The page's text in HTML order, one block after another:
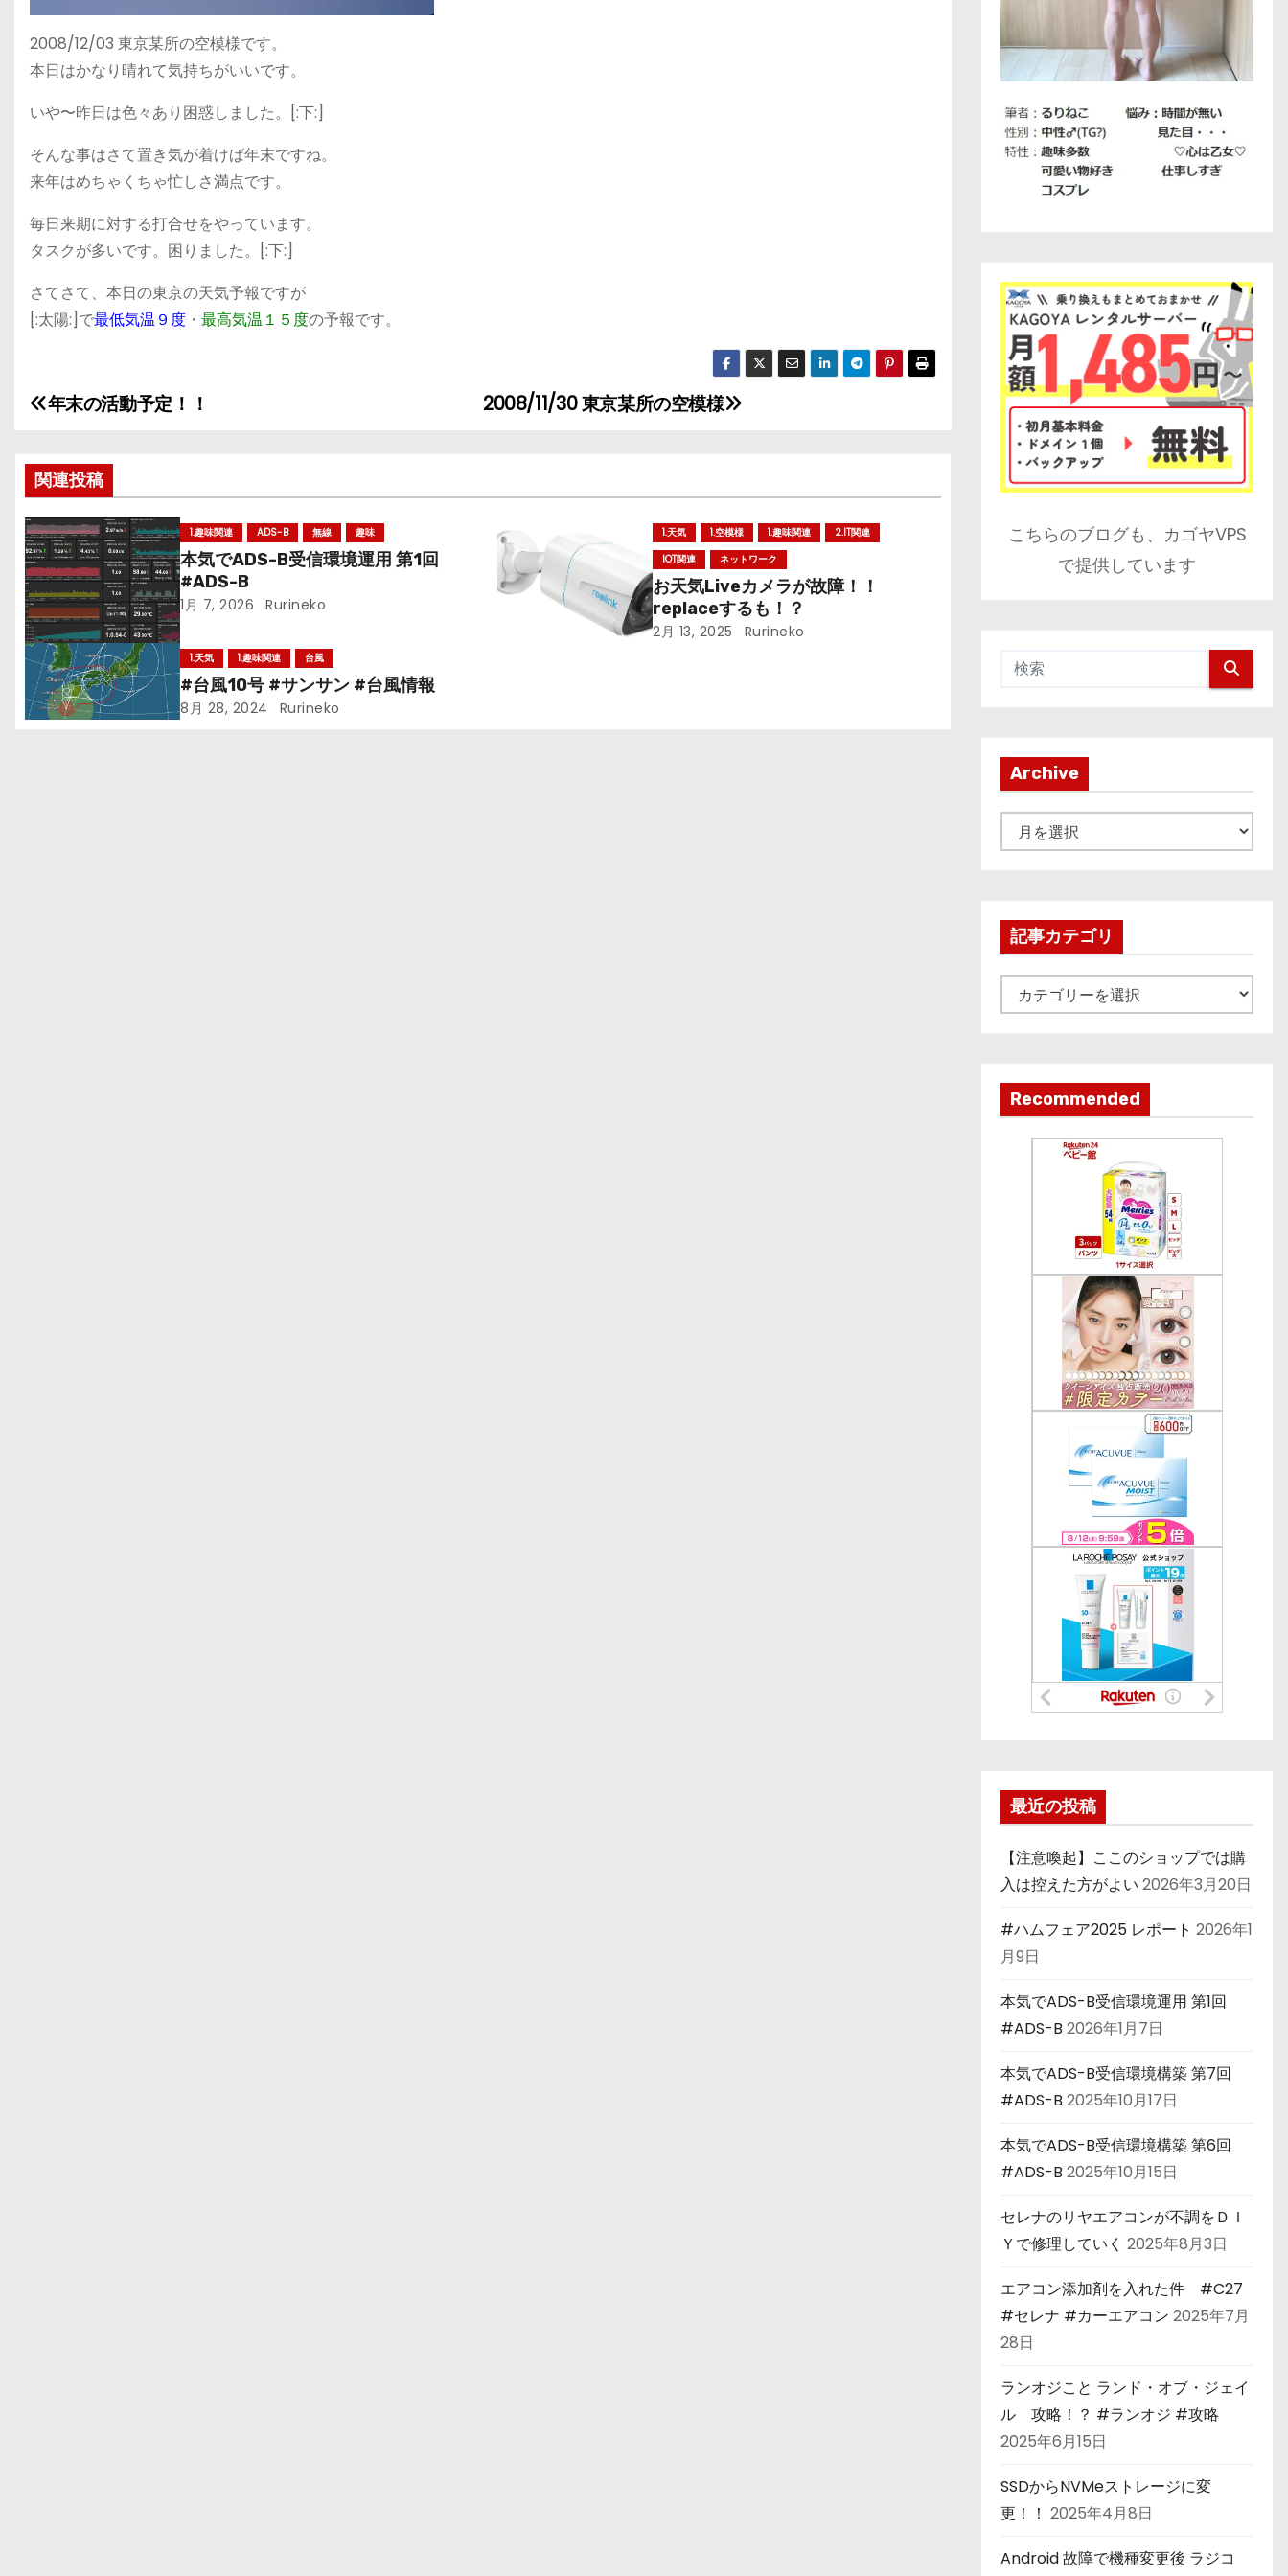
2008/12/03 東京某所の空模様です。
本日はかなり晴れて気持ちがいいです。
いや〜昨日は色々あり困惑しました。[:下:]
そんな事はさて置き気が着けば年末ですね。
来年はめちゃくちゃ忙しさ満点です。
毎日来期に対する打合せをやっています。
タスクが多いです。困りました。[:下:]
さてさて、本日の東京の天気予報ですが
[:太陽:]で最低気温９度 ・ 最高気温１５度の予報です。
投
ナ
ビ
ゲ
ー
シ
ョ
2008/11/30 東京某所の空模様
年末の活動予定！！
関連投稿
1.趣味関連 ADS-B 無線 趣味
本気でADS-B受信環境運用 第1回
#ADS-B
1月 7, 2026 Rurineko
1.天気 1.空模様 1.趣味関連
2.IT関連
IOT関連
ネットワーク
お天気Liveカメラが故障！！
replaceするも！？
2月 13, 2025 Rurineko
1.天気 1.趣味関連 台風
#台風10号 #サンサン #台風情報
8月 28, 2024 Rurineko
こちらのブログも、カゴヤVPS
で提供しています
Archive
r
v
記事カテゴリ
事
ゴ
リ
Recommended
最近の投稿
【注意喚起】ここのショップでは購
入は控えた方がよい 2026年3月20日
#ハムフェア2025 レポート 2026年1
月9日
本気でADS-B受信環境運用 第1回
#ADS-B 2026年1月7日
本気でADS-B受信環境構築 第7回
#ADS-B 2025年10月17日
本気でADS-B受信環境構築 第6回
#ADS-B 2025年10月15日
セレナのリヤエアコンが不調をＤＩ
Ｙで修理していく 2025年8月3日
エアコン添加剤を入れた件 #C27
#セレナ #カーエアコン 2025年7月
28日
ランオジこと ランド・オブ・ジェイ
ル 攻略！？ #ランオジ #攻略
2025年6月15日
SSDからNVMeストレージに変
更！！ 2025年4月8日
Android 故障で機種変更後 ラジコ